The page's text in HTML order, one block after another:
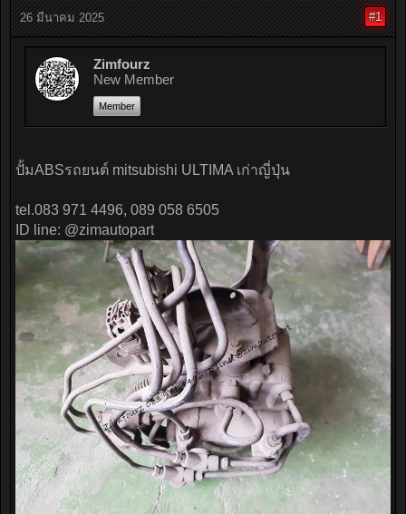
26 มีนาคม 2025 #1
Zimfourz
New Member
Member
ปั้มABSรถยนต์ mitsubishi ULTIMA เก่าญี่ปุ่น
tel.083 971 4496, 089 058 6505
ID line: @zimautopart